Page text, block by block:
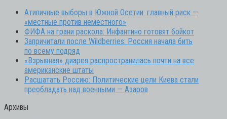
Атипичные выборы в Южной Осетии: главный риск —
«местные против неместного»
ФИФА на грани раскола: Инфантино готовят бойкот
Запричитали после Wildberries: Россия начала бить
по всему подряд
«Взрывная» диарея распространилась почти на все
американские штаты
Расшатать Россию: Политические цели Киева стали
преобладать над военными — Азаров
Архивы